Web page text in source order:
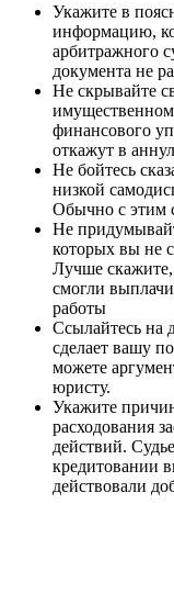
Укажите в
информацию,
арбитражного
документа не
Не скрывайте
финансового
откажут в
Не бойтесь
низкой
Обычно с этим
Не
которых вы не
Лучше
смогли
работы
Ссылайтесь на
сделает вашу
можете
юристу.
Укажите
расходования
действий.
кредитовании
действовали